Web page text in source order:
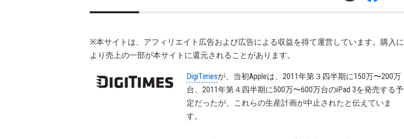
※本サイトは、アフィリエイト広告および広告による収益を得て運営しています。購入に
より売上の一部が本サイトに還元されることがあります。
DigiTimesが、当初Appleは、2011年第３四半期に150万〜200万
台、2011年第４四半期に500万〜600万台のiPad 3を発売する予
定だったが、これらの生産計画が中止されたと伝えていま
す。